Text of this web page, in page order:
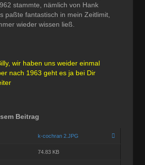
stammte, nämlich von Hank
paßte fantastisch in mein Zeitlimit,
wieder wissen ließ.
wir haben uns weider einmal
nach 1963 geht es ja bei Dir
Beitrag
k-cochran 2.JPG
74.83 KB